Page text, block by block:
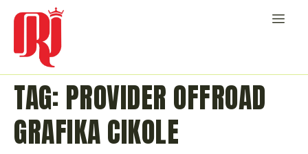
TAG: PROVIDER OFFROAD
GRAFIKA CIKOLE